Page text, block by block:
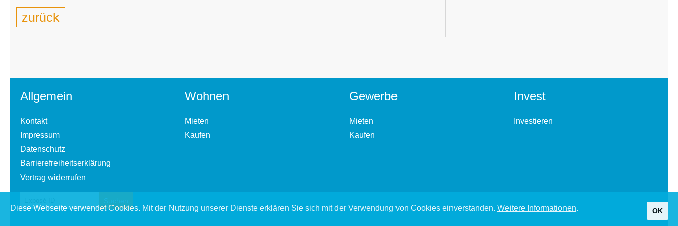
zurück
Allgemein
Kontakt
Impressum
Datenschutz
Barrierefreiheitserklärung
Vertrag widerrufen
Wohnen
Mieten
Kaufen
Gewerbe
Mieten
Kaufen
Invest
Investieren
Diese Webseite verwendet Cookies. Mit der Nutzung unserer Dienste erklären Sie sich mit der Verwendung von Cookies einverstanden. Weitere Informationen. OK